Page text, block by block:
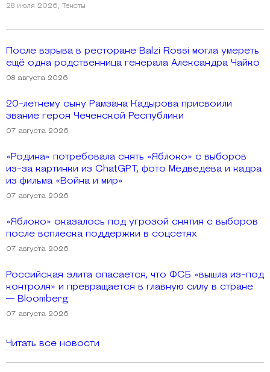
28 июля 2026, Тексты
После взрыва в ресторане Balzi Rossi могла умереть
ещё одна родственница генерала Александра Чайко
08 августа 2026
Читать все новости
20-летнему сыну Рамзана Кадырова присвоили
звание героя Чеченской Республики
07 августа 2026
«Родина» потребовала снять «Яблоко» с выборов
из-за картинки из ChatGPT, фото Медведева и кадра
из фильма «Война и мир»
07 августа 2026
«Яблоко» оказалось под угрозой снятия с выборов
после всплеска поддержки в соцсетях
07 августа 2026
Российская элита опасается, что ФСБ «вышла из-под
контроля» и превращается в главную силу в стране
— Bloomberg
07 августа 2026